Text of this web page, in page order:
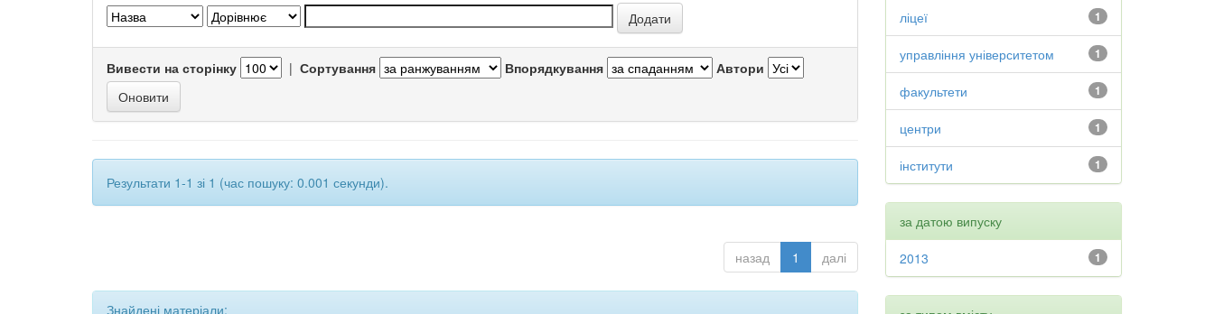
Вивести на сторінку | Сортування Впорядкування Автори
Результати 1-1 зі 1 (час пошуку: 0.001 секунди).
назад 1 далі
Знайдені матеріали:
1
ліцеї
1
управління університетом
1
факультети
1
центри
1
інститути
за датою випуску
1
2013